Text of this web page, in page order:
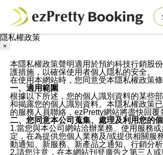
隱私權政策
×
本隱私權政策聲明適用於預約科技行銷股
護措施，以確保使用者個人隱私的安全。
在使用本網站時，您同意受本隱私權政策
一、適用範圍
根據以下所述，您的個人識別資料的某些
和揭露您的個人識別資料。本隱私權政策
的服務人員聯絡，ezPretty網站將盡快回覆
二、您同意本公司蒐集、處理及利用您的
1.當您與本公司網站洽辦業務、使用服務
定，在為提供您個人業務及/或提供相關服
動通知、新服務、新產品之通知、行銷分
2.請您注意，在本網站刊登廣告之第三人